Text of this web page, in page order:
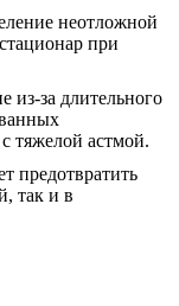
неотложной
при
за длительного
тяжелой астмой.
предотвратить
так и в